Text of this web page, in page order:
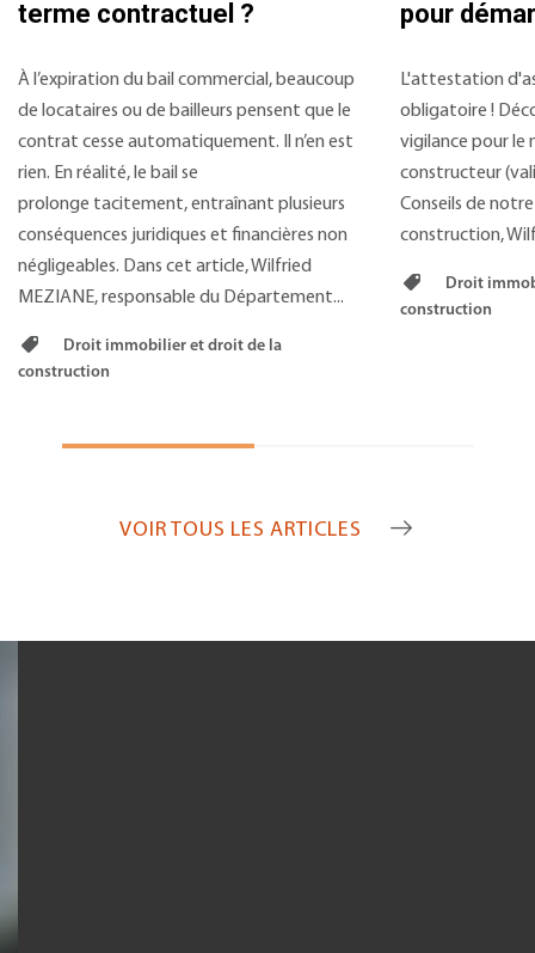
terme contractuel ?
À l’expiration du bail commercial, beaucoup
de locataires ou de bailleurs pensent que le
contrat cesse automatiquement. Il n’en est
rien. En réalité, le bail se
prolonge tacitement, entraînant plusieurs
conséquences juridiques et financières non
négligeables. Dans cet article, Wilfried
MEZIANE, responsable du Département...
Droit immobilier et droit de la
construction
pour
L'attestation
obligatoire !
vigilance pour le
constructeur
Conseils de
construction,
Droit
construction
VOIR TOUS LES ARTICLES